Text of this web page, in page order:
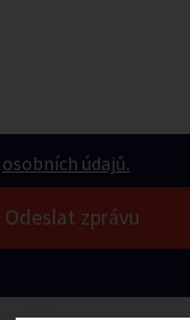
osobních údajů.
Odeslat zprávu